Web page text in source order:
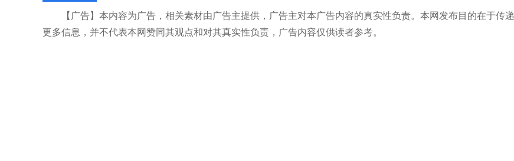
【广告】本内容为广告，相关素材由广告主提供，广告主对本广告内容的真实性负责。本网发布目的在于传递
更多信息，并不代表本网赞同其观点和对其真实性负责，广告内容仅供读者参考。